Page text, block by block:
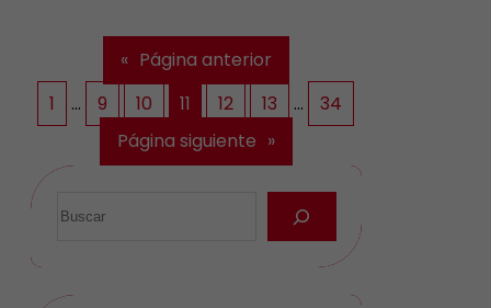
« Página anterior
1
… 9 10 11 12 13 …
34
Página siguiente »